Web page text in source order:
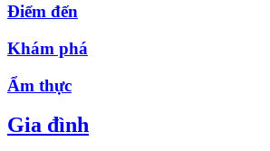
Điểm đến
Khám phá
Ẩm thực
Gia đình